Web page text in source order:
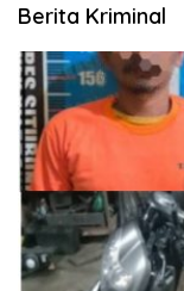
Berita Kriminal